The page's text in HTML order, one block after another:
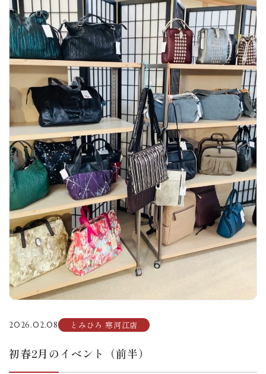
2026.02.08 とみひろ 寒河江店
初春2月のイベント（前半）